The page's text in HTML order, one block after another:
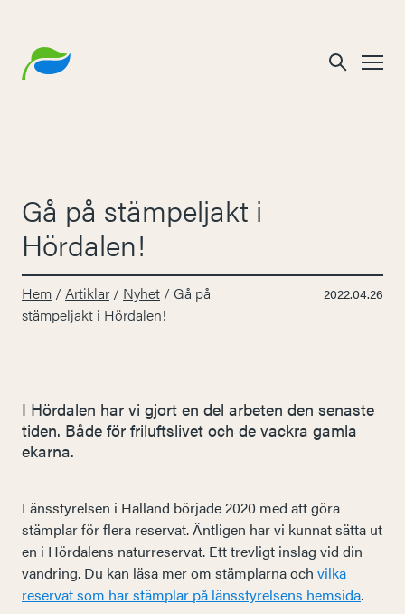
Gå på stämpeljakt i
Hördalen!
Hem / Artiklar / Nyhet / Gå på
stämpeljakt i Hördalen!
2022.04.26
I Hördalen har vi gjort en del arbeten den senaste
tiden. Både för friluftslivet och de vackra gamla
ekarna.
Länsstyrelsen i Halland började 2020 med att göra
stämplar för flera reservat. Äntligen har vi kunnat sätta ut
en i Hördalens naturreservat. Ett trevligt inslag vid din
vandring. Du kan läsa mer om stämplarna och vilka
reservat som har stämplar på länsstyrelsens hemsida.